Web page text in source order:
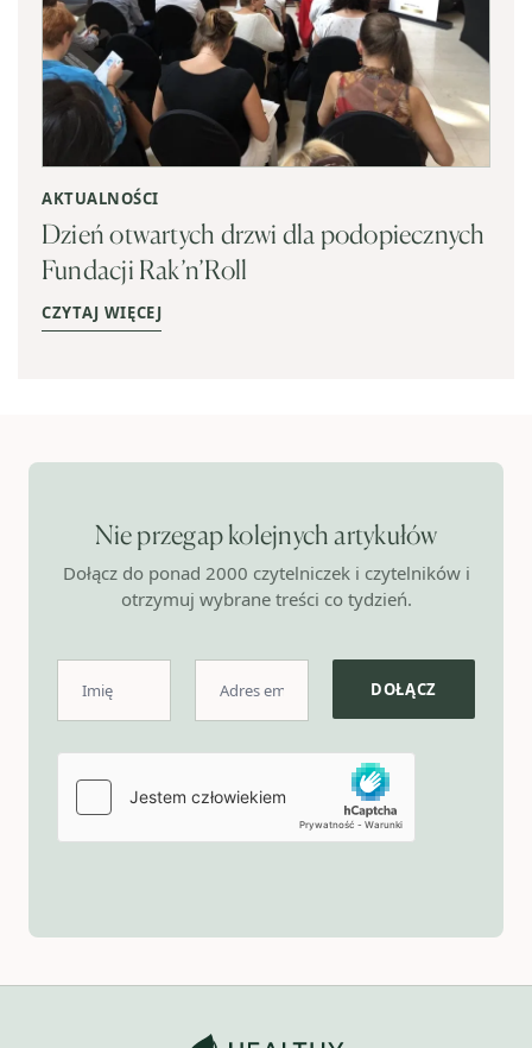
AKTUALNOŚCI
Dzień otwartych drzwi dla podopiecznych
Fundacji Rak’n’Roll
CZYTAJ WIĘCEJ
Nie przegap kolejnych artykułów
Dołącz do ponad 2000 czytelniczek i czytelników i
otrzymuj wybrane treści co tydzień.